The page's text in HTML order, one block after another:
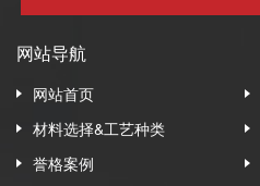
网站导航
网站首页
材料选择&工艺种类
誉格案例